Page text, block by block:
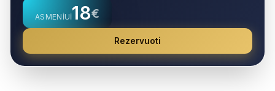
ASMENIUI18€
Rezervuoti